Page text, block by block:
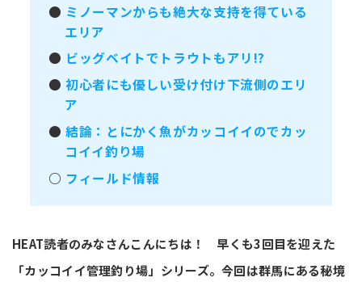
● ミノーマンからも絶大な支持を得ている
エリア
● ビッグベイトでトラウトもアリ!?
●初心者にも優しい受け付け下流側のエリ
ア
●結論：とにかく魚がカッコイイのでカッ
コイイ釣り場
○ フィールド情報
HEAT読者のみなさんこんにちは！ 早くも3回目を迎えた
「カッコイイ管理釣り場」シリーズ。今回は群馬にある秘境